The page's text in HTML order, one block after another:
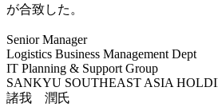
が合致した。
Senior Manager
Logistics Business Management Dept
IT Planning & Support Group
SANKYU SOUTHEAST ASIA
諸我 潤氏